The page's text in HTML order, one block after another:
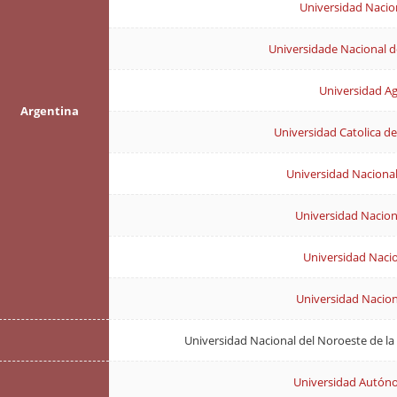
Argentina
Universidad
Universidade Nacional
Universidad
Universidad Catolica
Universidad
Universidad
Universidad
Universidad
Universidad Nacional del Noroeste de
Universidad